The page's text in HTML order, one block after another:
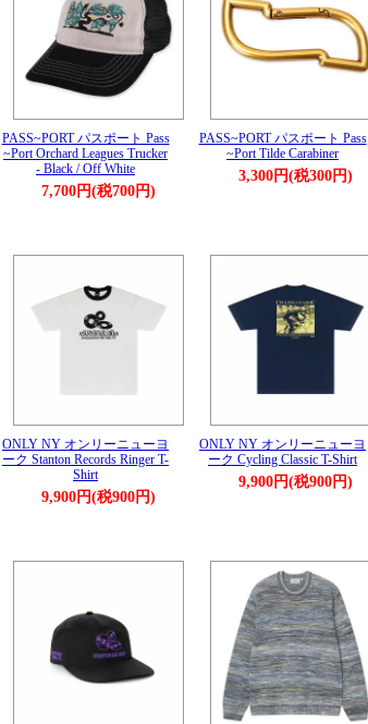
PASS~PORT パスポート Pass
~Port Orchard Leagues Trucker
- Black / Off White
7,700円(税700円)
PASS~PORT パスポート Pass
~Port Tilde Carabiner
3,300円(税300円)
ONLY NY オンリーニューヨ
ーク Stanton Records Ringer T-
Shirt
9,900円(税900円)
ONLY NY オンリーニューヨ
ーク Cycling Classic T-Shirt
9,900円(税900円)